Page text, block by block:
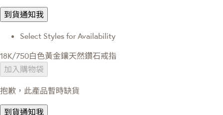
到貨通知我
Select Styles for Availability
18K/750白色黃金鑲天然鑽石戒指
加入購物袋
抱歉，此產品暫時缺貨
到貨通知我